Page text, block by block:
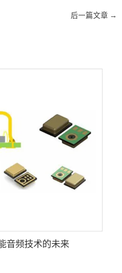
后一篇文章 →
音频技术的未来